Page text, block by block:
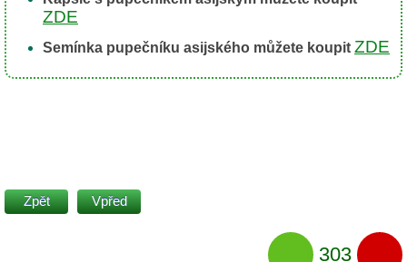
ZDE
Semínka pupečníku asijského můžete koupit ZDE
Zpět Vpřed
303